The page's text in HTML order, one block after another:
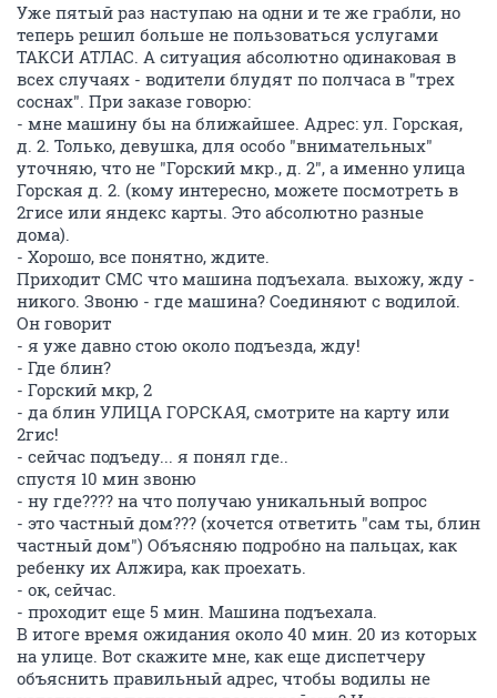
Уже пятый раз наступаю на одни и те же грабли, но
теперь решил больше не пользоваться услугами
ТАКСИ АТЛАС. А ситуация абсолютно одинаковая в
всех случаях - водители блудят по полчаса в "трех
соснах". При заказе говорю:
- мне машину бы на ближайшее. Адрес: ул. Горская,
д. 2. Только, девушка, для особо "внимательных"
уточняю, что не "Горский мкр., д. 2", а именно улица
Горская д. 2. (кому интересно, можете посмотреть в
2гисе или яндекс карты. Это абсолютно разные
дома).
- Хорошо, все понятно, ждите.
Приходит СМС что машина подъехала. выхожу, жду -
никого. Звоню - где машина? Соединяют с водилой.
Он говорит
- я уже давно стою около подъезда, жду!
- Где блин?
- Горский мкр, 2
- да блин УЛИЦА ГОРСКАЯ, смотрите на карту или
2гис!
- сейчас подъеду... я понял где..
спустя 10 мин звоню
- ну где???? на что получаю уникальный вопрос
- это частный дом??? (хочется ответить "сам ты, блин
частный дом") Объясняю подробно на пальцах, как
ребенку их Алжира, как проехать.
- ок, сейчас.
- проходит еще 5 мин. Машина подъехала.
В итоге время ожидания около 40 мин. 20 из которых
на улице. Вот скажите мне, как еще диспетчеру
объяснить правильный адрес, чтобы водилы не